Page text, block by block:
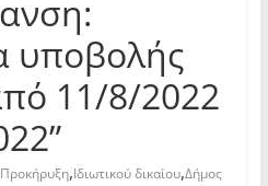
υποβολής
11/8/2022
Προκήρυξη,Ιδιωτικού δικαίου,Δήμος